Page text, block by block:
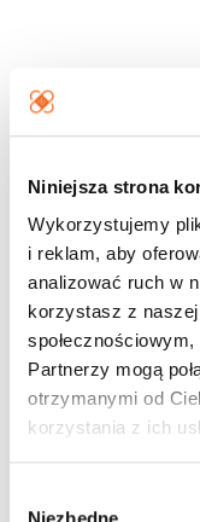
Niniejsza strona
Wykorzystujemy
i reklam, aby
analizować ruch w
korzystasz z
Partnerzy mogą
otrzymanymi od
korzystania z ich
Niezbędne